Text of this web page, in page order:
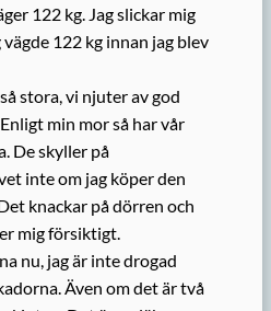
122 kg. Jag slickar mig
122 kg innan jag blev
stora, vi njuter av god
min mor så har vår
De skyller på
inte om jag köper den
knackar på dörren och
mig försiktigt.
nu, jag är inte drogad
Även om det är två